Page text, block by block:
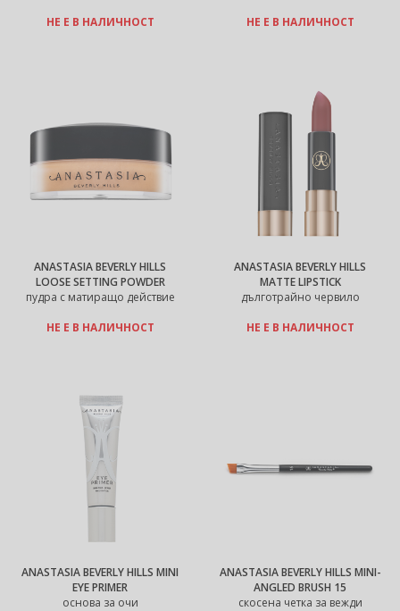
НЕ Е В НАЛИЧНОСТ
НЕ Е В НАЛИЧНОСТ
ANASTASIA BEVERLY HILLS
LOOSE SETTING POWDER
пудра с матиращо действие
НЕ Е В НАЛИЧНОСТ
ANASTASIA BEVERLY HILLS
MATTE LIPSTICK
дълготрайно червило
НЕ Е В НАЛИЧНОСТ
ANASTASIA BEVERLY HILLS MINI
EYE PRIMER
основа за очи
ANASTASIA BEVERLY HILLS MINI-
ANGLED BRUSH 15
скосена четка за вежди